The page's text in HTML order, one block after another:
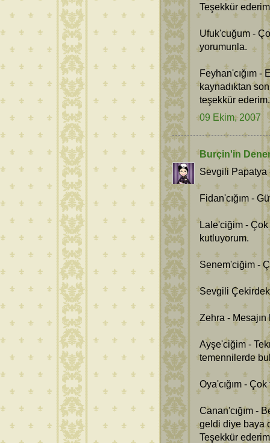
Teşekkür
Ufuk'cuğum -
yorumunla.
Feyhan'cığım
kaynadıktan
teşekkür ederim.
09 Ekim, 2007
Burçin'in
Sevgili Papatya
Fidan'cığım -
Lale'ciğim - Çok
kutluyorum.
Senem'ciğim -
Sevgili
Zehra -
Ayşe'ciğim -
temennilerde
Oya'cığım -
Canan'cığım -
geldi diye baya
Teşekkür